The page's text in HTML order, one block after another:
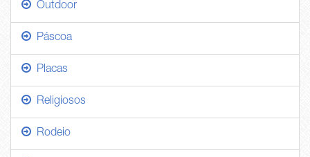
Outdoor
Páscoa
Placas
Religiosos
Rodeio